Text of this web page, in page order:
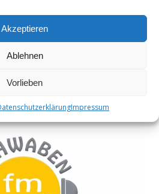
Akzeptieren
Ablehnen
Vorlieben
Impressum